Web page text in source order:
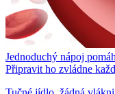
Jednoduchý nápoj
Připravit ho zvládne